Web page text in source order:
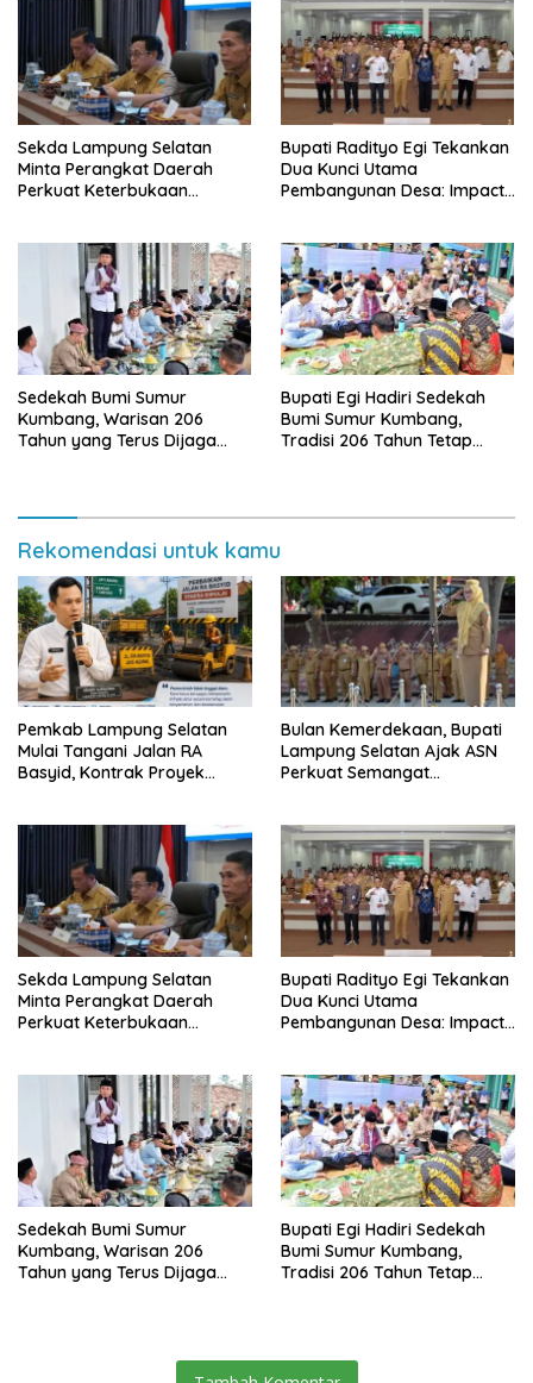
Sekda Lampung Selatan
Minta Perangkat Daerah
Perkuat Keterbukaan
Bupati Radityo Egi Tekankan
Dua Kunci Utama
Pembangunan Desa: Impact
Sedekah Bumi Sumur
Kumbang, Warisan 206
Tahun yang Terus Dijaga
Bupati Egi Hadiri Sedekah
Bumi Sumur Kumbang,
Tradisi 206 Tahun Tetap
Rekomendasi untuk kamu
Pemkab Lampung Selatan
Mulai Tangani Jalan RA
Basyid, Kontrak Proyek
Bulan Kemerdekaan, Bupati
Lampung Selatan Ajak ASN
Perkuat Semangat
Sekda Lampung Selatan
Minta Perangkat Daerah
Perkuat Keterbukaan
Bupati Radityo Egi Tekankan
Dua Kunci Utama
Pembangunan Desa: Impact
Sedekah Bumi Sumur
Kumbang, Warisan 206
Tahun yang Terus Dijaga
Bupati Egi Hadiri Sedekah
Bumi Sumur Kumbang,
Tradisi 206 Tahun Tetap